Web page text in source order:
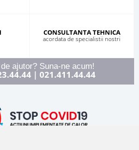
CONSULTANTA TEHNICA
acordata de specialistii nostri
ajutor? Suna-ne acum!
| 021.411.44.44